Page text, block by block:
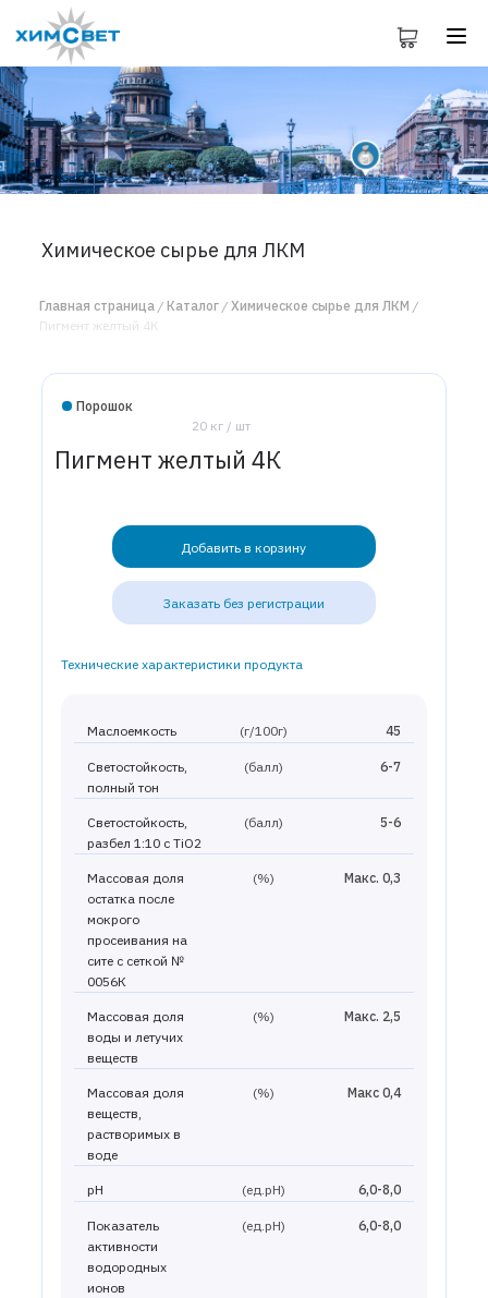
Химическое сырье для ЛКМ
Главная страница Каталог
Химическое сырье для ЛКМ
Пигмент желтый 4К
Порошок
20 кг / шт
Пигмент желтый 4К
Добавить в корзину
Заказать без регистрации
Технические характеристики продукта
Маслоемкость (г/100г) 45
Светостойкость,
полный тон
(балл) 6-7
Светостойкость,
разбел 1:10 с TiO2
(балл) 5-6
Массовая доля
остатка после
мокрого
просеивания на
сите с сеткой №
0056К
(%) Макс. 0,3
Массовая доля
воды и летучих
веществ
(%) Макс. 2,5
Массовая доля
веществ,
растворимых в
воде
(%) Макс 0,4
pH (ед.рН) 6,0-8,0
Показатель
активности
водородных
ионов
(ед.рН) 6,0-8,0